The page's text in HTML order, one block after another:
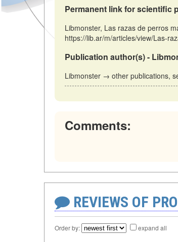
Permanent link for scientific
Libmonster, Las razas de perros
https://lib.ar/m/articles/view/Las-
Publication author(s) -
Libmonster → other publications,
Comments:
REVIEWS OF
Order by: expand all